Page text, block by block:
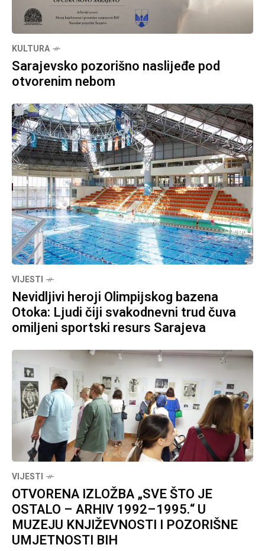
KULTURA
Sarajevsko pozorišno naslijeđe pod
otvorenim nebom
VIJESTI
Nevidljivi heroji Olimpijskog bazena
Otoka: Ljudi čiji svakodnevni trud čuva
omiljeni sportski resurs Sarajeva
VIJESTI
OTVORENA IZLOŽBA „SVE ŠTO JE
OSTALO – ARHIV 1992–1995.“ U
MUZEJU KNJIŽEVNOSTI I POZORIŠNE
UMJETNOSTI BIH